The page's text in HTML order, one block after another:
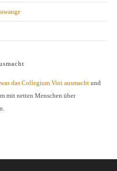
das Collegium Vini ausmacht und
mit netten Menschen über